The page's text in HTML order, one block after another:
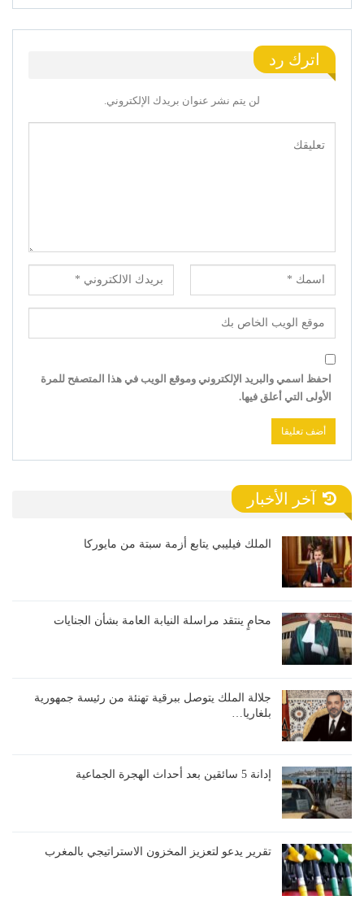
اترك رد
لن يتم نشر عنوان بريدك الإلكتروني.
احفظ اسمي والبريد الإلكتروني وموقع الويب في هذا المتصفح للمرة
الأولى التي أعلق فيها.
آخر الأخبار
الملك فيليبي يتابع أزمة سبتة من مايوركا
محامٍ ينتقد مراسلة النيابة العامة بشأن الجنايات
جلالة الملك يتوصل ببرقية تهنئة من رئيسة جمهورية
بلغاريا…
إدانة 5 سائقين بعد أحداث الهجرة الجماعية
تقرير يدعو لتعزيز المخزون الاستراتيجي بالمغرب